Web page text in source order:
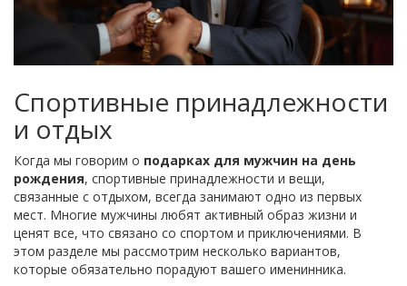
Спортивные принадлежности
и отдых
Когда мы говорим о подарках для мужчин на день
рождения, спортивные принадлежности и вещи,
связанные с отдыхом, всегда занимают одно из первых
мест. Многие мужчины любят активный образ жизни и
ценят все, что связано со спортом и приключениями. В
этом разделе мы рассмотрим несколько вариантов,
которые обязательно порадуют вашего именинника.